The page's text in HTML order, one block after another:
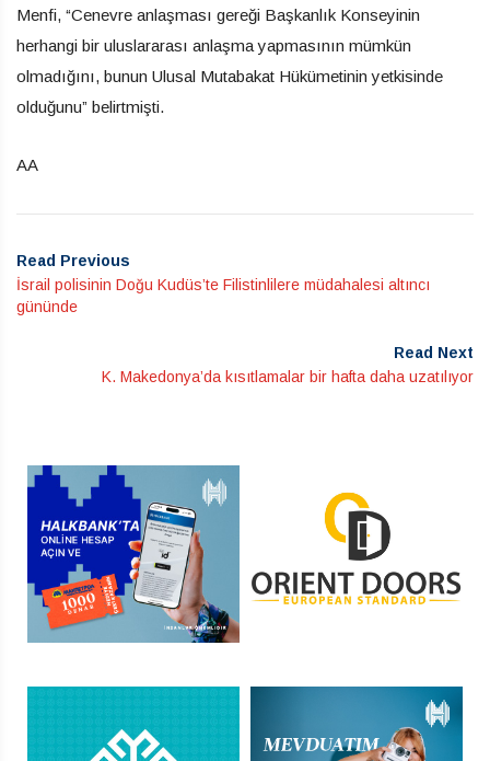
Menfi, “Cenevre anlaşması gereği Başkanlık Konseyinin
herhangi bir uluslararası anlaşma yapmasının mümkün
olmadığını, bunun Ulusal Mutabakat Hükümetinin yetkisinde
olduğunu” belirtmişti.
AA
Read Previous
İsrail polisinin Doğu Kudüs’te Filistinlilere müdahalesi altıncı
gününde
Read Next
K. Makedonya’da kısıtlamalar bir hafta daha uzatılıyor